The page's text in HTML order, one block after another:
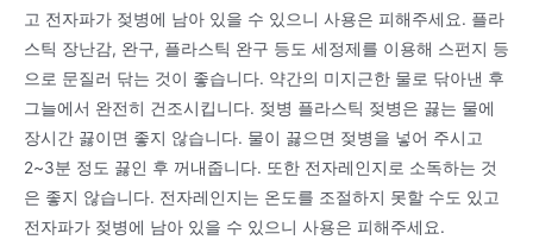
고 전자파가 젖병에 남아 있을 수 있으니 사용은 피해주세요. 플라
스틱 장난감, 완구, 플라스틱 완구 등도 세정제를 이용해 스펀지 등
으로 문질러 닦는 것이 좋습니다. 약간의 미지근한 물로 닦아낸 후
그늘에서 완전히 건조시킵니다. 젖병 플라스틱 젖병은 끓는 물에
장시간 끓이면 좋지 않습니다. 물이 끓으면 젖병을 넣어 주시고
2~3분 정도 끓인 후 꺼내줍니다. 또한 전자레인지로 소독하는 것
은 좋지 않습니다. 전자레인지는 온도를 조절하지 못할 수도 있고
전자파가 젖병에 남아 있을 수 있으니 사용은 피해주세요.